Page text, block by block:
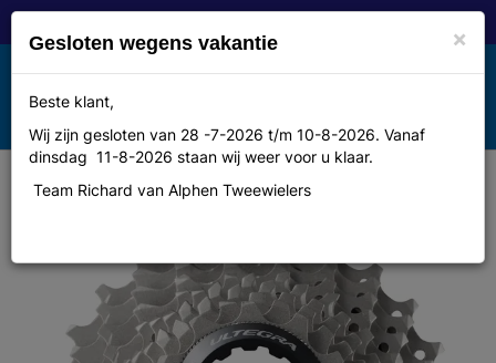
Toggle
navigation
MENU
×
Gesloten wegens vakantie
Beste klant,
Wij zijn gesloten van 28 -7-2026 t/m 10-8-2026. Vanaf
dinsdag 11-8-2026 staan wij weer voor u klaar.
Team Richard van Alphen Tweewielers